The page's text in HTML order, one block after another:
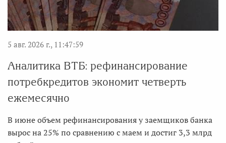
5 авг. 2026 г., 11:47:59
Аналитика ВТБ: рефинансирование
потребкредитов экономит четверть
ежемесячно
В июне объем рефинансирования у заемщиков банка
вырос на 25% по сравнению с маем и достиг 3,3 млрд